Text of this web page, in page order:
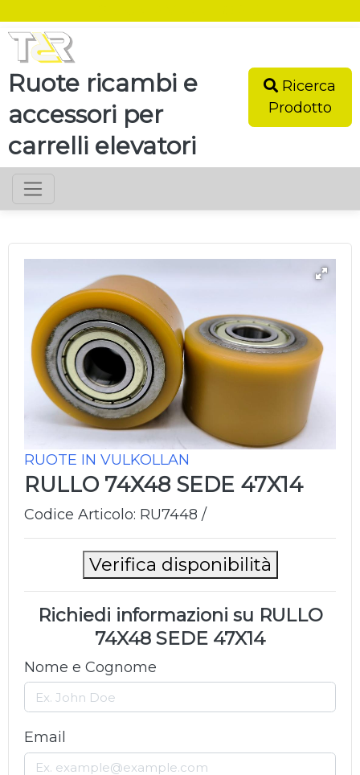
Ruote ricambi e
accessori per
carrelli elevatori
Ricerca
Prodotto
RUOTE IN VULKOLLAN
RULLO 74X48 SEDE 47X14
Codice Articolo: RU7448 /
Verifica disponibilità
Richiedi informazioni su RULLO
74X48 SEDE 47X14
Nome e Cognome
Email